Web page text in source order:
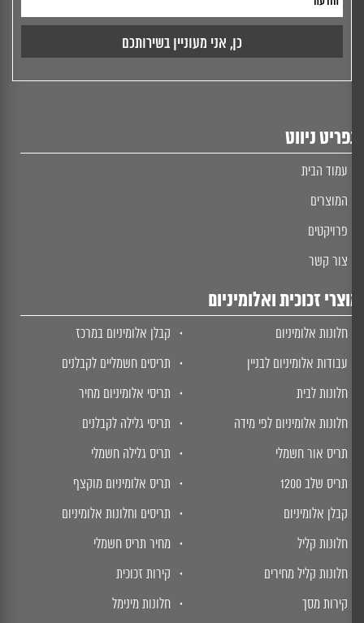
ניווט
עמוד הבית
המוצרים
פרויקטים
צור קשר
זכוכית ואלומיניום
חלונות אלומיניום
עבודות אלומיניום לבניין
חלונות לבית
חלונות אלומיניום לפי מידה
תריס אור חשמלי
תריס שלב 1200
קבלן אלומיניום
חלונות קליל
חלונות קליל מחירים
קירות מסך
קבלן אלומיניום במרכז
תריסים חשמליים לקבלנים
תריסי אלומיניום מחיר
תריסי גלילה לקבלנים
תריס גלילה חשמלי
תריס אלומיניום מוקצף
תריסים וחלונות אלומיניום
מחיר תריס חשמלי
קירות זכוכית
חלונות מינימל